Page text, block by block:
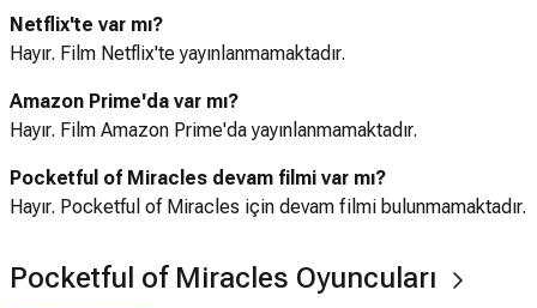
Netflix'te var mı?
Hayır. Film Netflix'te yayınlanmamaktadır.
Amazon Prime'da var mı?
Hayır. Film Amazon Prime'da yayınlanmamaktadır.
Pocketful of Miracles devam filmi var mı?
Hayır. Pocketful of Miracles için devam filmi bulunmamaktadır.
Pocketful of Miracles Oyuncuları